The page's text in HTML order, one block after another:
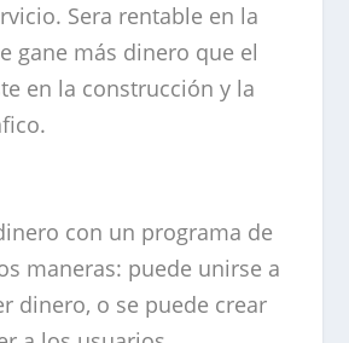
Sera rentable en la
gane más dinero que el
en la construcción y la
con un programa de
maneras: puede unirse a
dinero, o se puede crear